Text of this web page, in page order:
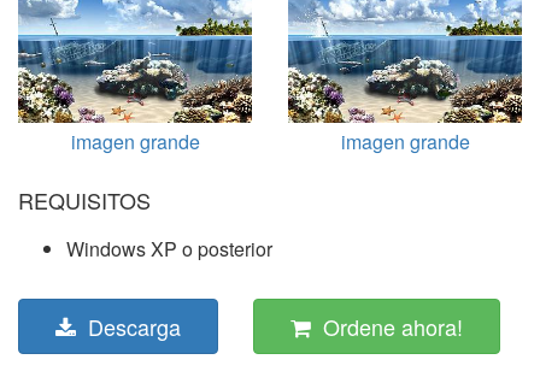
imagen grande imagen grande
REQUISITOS
Windows XP o posterior
Descarga Ordene ahora!